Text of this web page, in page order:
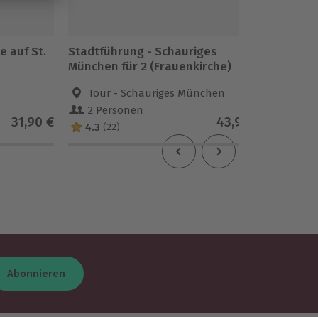
auf St.
31,90 €
Stadtführung - Schauriges
München für 2 (Frauenkirche)
Tour - Schauriges München
2 Personen
4.3 (22) 43,90 €
Abonnieren